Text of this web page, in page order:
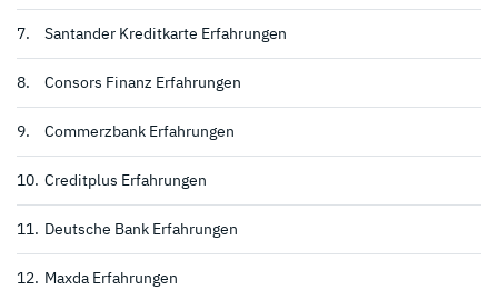
7. Santander Kreditkarte Erfahrungen
8. Consors Finanz Erfahrungen
9. Commerzbank Erfahrungen
10. Creditplus Erfahrungen
11. Deutsche Bank Erfahrungen
12. Maxda Erfahrungen